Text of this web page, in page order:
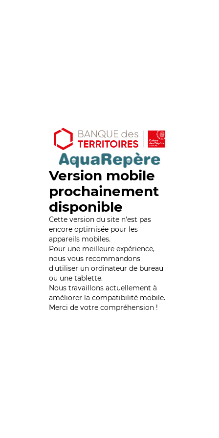
Version mobile
prochainement
disponible
Cette version du site n’est pas
encore optimisée pour les
appareils mobiles.
Pour une meilleure expérience,
nous vous recommandons
d'utiliser un ordinateur de bureau
ou une tablette.
Nous travaillons actuellement à
améliorer la compatibilité mobile.
Merci de votre compréhension !